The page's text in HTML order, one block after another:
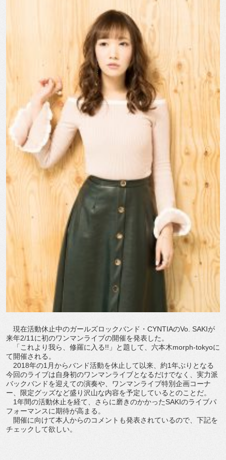
現在活動休止中のガールズロックバンド・CYNTIAのVo. SAKIが
来年2/11に初のワンマンライブの開催を発表した。
「これより我ら、修羅に入る!!」と題して、六本木morph-tokyoに
て開催される。
2018年の1月からバンド活動を休止して以来、約1年ぶりとなる
今回のライブは自身初のワンマンライブとなるだけでなく、実力派
バックバンドを迎えての演奏や、ワンマンライブ特別企画コーナ
ー、限定グッズなど盛り沢山な内容を予定しているとのことだ。
1年間の活動休止を経て、さらに磨きのかかったSAKIのライブパ
フォーマンスに期待が高まる。
開催に向けて本人からのコメントも発表されているので、下記を
チェックして欲しい。